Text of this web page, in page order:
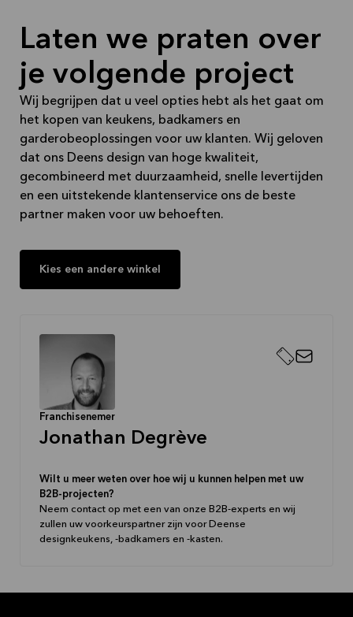
Laten we praten over
je volgende project
Wij begrijpen dat u veel opties hebt als het gaat om
het kopen van keukens, badkamers en
garderobeoplossingen voor uw klanten. Wij geloven
dat ons Deens design van hoge kwaliteit,
gecombineerd met duurzaamheid, snelle levertijden
en een uitstekende klantenservice ons de beste
partner maken voor uw behoeften.
Kies een andere winkel
Franchisenemer
Jonathan Degrève
Wilt u meer weten over hoe wij u kunnen helpen met uw
B2B-projecten?
Neem contact op met een van onze B2B-experts en wij
zullen uw voorkeurspartner zijn voor Deense
designkeukens, -badkamers en -kasten.